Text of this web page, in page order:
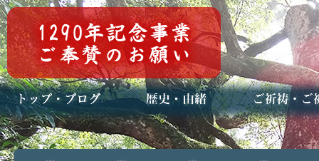
トップページ
ブログ(日々八百万)
お知らせ一覧 歴史・ご祭神
年中行事
メディア掲載 ご祈祷・ご祈
安産祈願
初宮参り
七五三詣
長寿のお祝い
神前結婚式
厄祓い・方位
車のお祓い
地鎮祭
神葬祭（神式